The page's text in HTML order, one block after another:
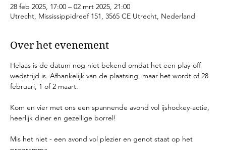
28 feb 2025, 17:00 – 02 mrt 2025, 21:00
Utrecht, Mississippidreef 151, 3565 CE Utrecht, Nederland
Over het evenement
Helaas is de datum nog niet bekend omdat het een play-off
wedstrijd is. Afhankelijk van de plaatsing, maar het wordt of 28
februari, 1 of 2 maart.
Kom en vier met ons een spannende avond vol ijshockey-actie,
heerlijk diner en gezellige borrel!
Mis het niet - een avond vol plezier en genot staat op het